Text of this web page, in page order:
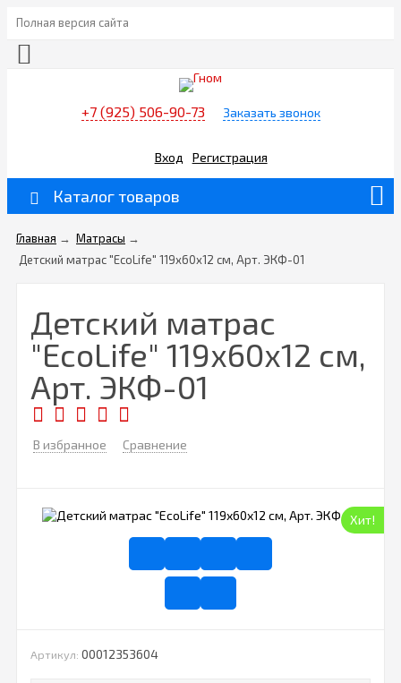
Полная версия сайта
+7 (925) 506-90-73 Заказать звонок
Вход Регистрация
Каталог товаров
Главная → Матрасы →
Детский матрас "EcoLife" 119х60х12 см, Арт. ЭКФ-01
Детский матрас
"EcoLife" 119х60х12 см,
Арт. ЭКФ-01
В избранное Сравнение
Хит!
Артикул: 00012353604